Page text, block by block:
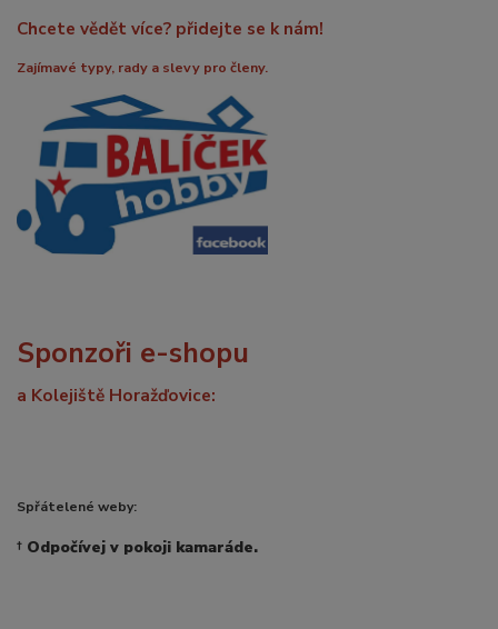
Chcete vědět více? přidejte se k nám!
Zajímavé typy, rady a slevy pro členy.
Sponzoři e-shopu
a Kolejiště Horažďovice:
Spřátelené weby:
† Odpočívej v pokoji kamaráde.